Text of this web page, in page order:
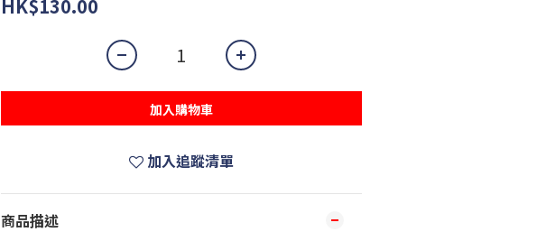
HK$130.00
加入購物車
加入追蹤清單
商品描述